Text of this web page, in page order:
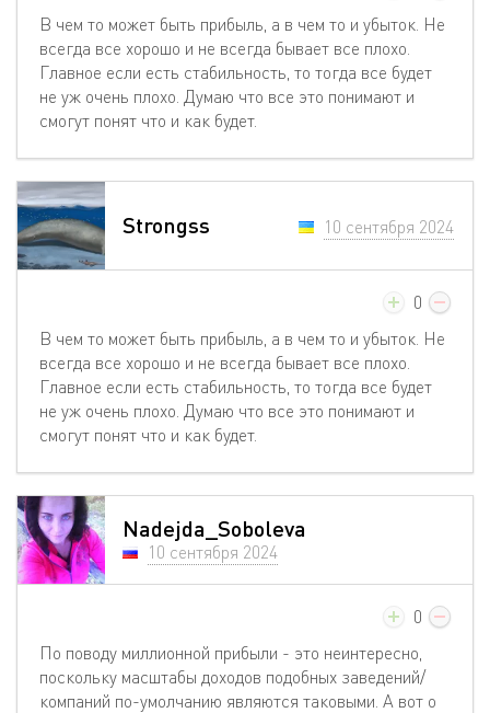
В чем то может быть прибыль, а в чем то и убыток. Не
всегда все хорошо и не всегда бывает все плохо.
Главное если есть стабильность, то тогда все будет
не уж очень плохо. Думаю что все это понимают и
смогут понят что и как будет.
Strongss 10 сентября 2024
0
В чем то может быть прибыль, а в чем то и убыток. Не
всегда все хорошо и не всегда бывает все плохо.
Главное если есть стабильность, то тогда все будет
не уж очень плохо. Думаю что все это понимают и
смогут понят что и как будет.
Nadejda_Soboleva
10 сентября 2024
0
По поводу миллионной прибыли - это неинтересно,
поскольку масштабы доходов подобных заведений/
компаний по-умолчанию являются таковыми. А вот о